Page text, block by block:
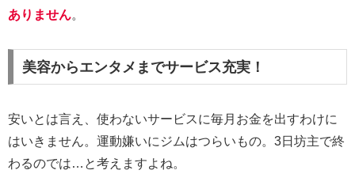
ありません。
美容からエンタメまでサービス充実！
安いとは言え、使わないサービスに毎月お金を出すわけに
はいきません。運動嫌いにジムはつらいもの。3日坊主で終
わるのでは…と考えますよね。